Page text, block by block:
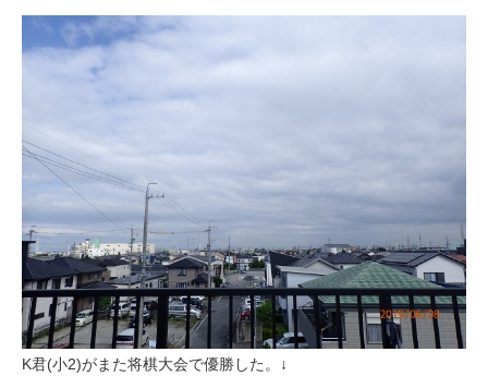
K君(小2)がまた将棋大会で優勝した。↓